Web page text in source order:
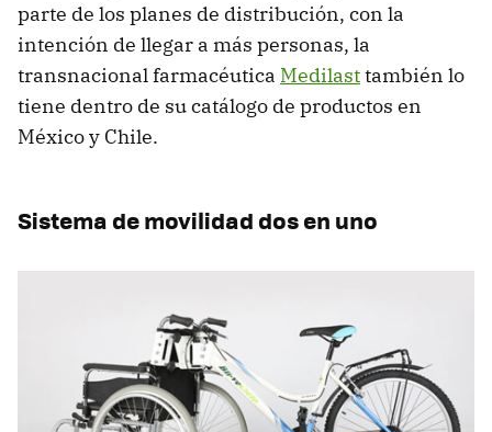
parte de los planes de distribución, con la
intención de llegar a más personas, la
transnacional farmacéutica Medilasttambién lo
tiene dentro de su catálogo de productos en
México y Chile.
Sistema de movilidad dos en uno